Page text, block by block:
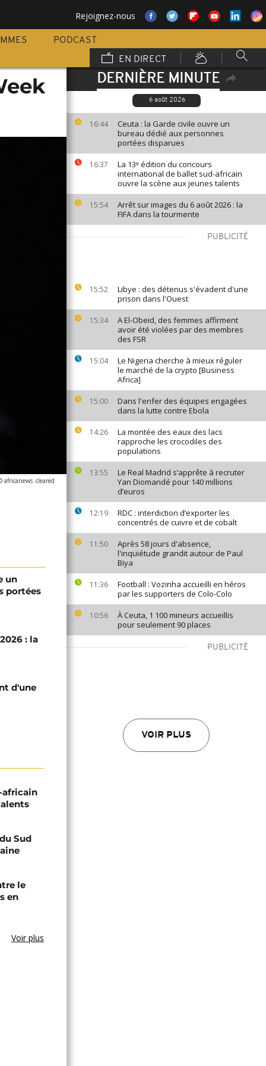
Rejoignez-nous
PODCAST
EN DIRECT
DERNIÈRE MINUTE
6 août 2026
16:44
Ceuta : la Garde civile ouvre un
bureau dédié aux personnes
portées disparues
16:37
La 13ᵉ édition du concours
international de ballet sud-africain
ouvre la scène aux jeunes talents
15:54
Arrêt sur images du 6 août 2026 : la
FIFA dans la tourmente
PUBLICITÉ
15:52
Libye : des détenus s'évadent d'une
prison dans l'Ouest
15:34
A El-Obeid, des femmes affirment
avoir été violées par des membres
des FSR
15:04
Le Nigeria cherche à mieux réguler
le marché de la crypto [Business
Africa]
15:00
Dans l'enfer des équipes engagées
dans la lutte contre Ebola
14:26
La montée des eaux des lacs
rapproche les crocodiles des
populations
13:55
Le Real Madrid s’apprête à recruter
Yan Diomandé pour 140 millions
d’euros
12:19
RDC : interdiction d’exporter les
concentrés de cuivre et de cobalt
11:50
Après 58 jours d'absence,
l'inquiétude grandit autour de Paul
Biya
11:36
Football : Vozinha accueilli en héros
par les supporters de Colo-Colo
10:56
À Ceuta, 1 100 mineurs accueillis
pour seulement 90 places
PUBLICITÉ
VOIR PLUS
africanews cleared
un
portées
: la
d'une
africain
Sud
le
en
Voir plus